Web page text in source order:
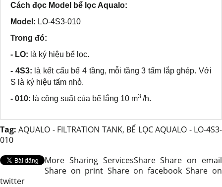
Cách đọc Model bể lọc Aqualo:
Model: LO-4S3-010
Trong đó:
- LO: là ký hiệu bể lọc.
- 4S3: là kết cấu bể 4 tầng, mỗi tầng 3 tấm lắp ghép. Với
S là ký hiệu tấm nhỏ.
- 010: là công suất của bể lắng 10 m3 /h.
Tag: AQUALO - FILTRATION TANK, BỂ LỌC AQUALO - LO-4S3-
010
More Sharing ServicesShare Share on email
Share on print Share on facebook Share on
twitter